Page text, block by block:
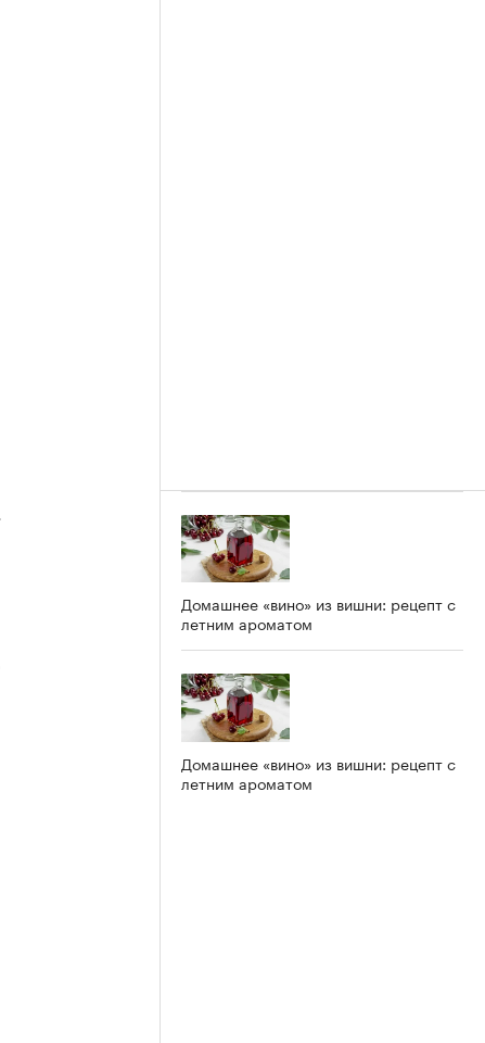
Домашнее «вино» из вишни: рецепт с
летним ароматом
Домашнее «вино» из вишни: рецепт с
летним ароматом